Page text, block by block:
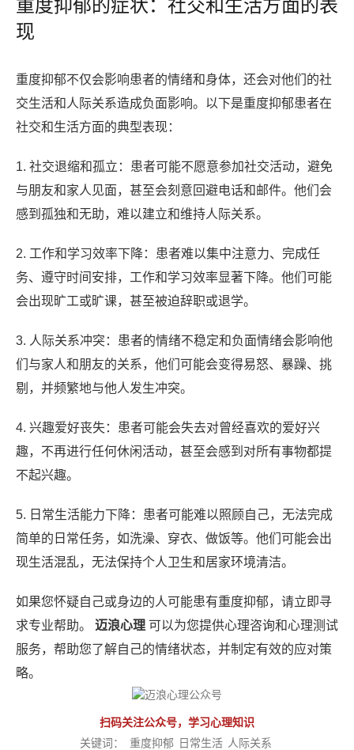
重度抑郁的症状：社交和生活方面的表
现
重度抑郁不仅会影响患者的情绪和身体，还会对他们的社
交生活和人际关系造成负面影响。以下是重度抑郁患者在
社交和生活方面的典型表现：
1. 社交退缩和孤立：患者可能不愿意参加社交活动，避免
与朋友和家人见面，甚至会刻意回避电话和邮件。他们会
感到孤独和无助，难以建立和维持人际关系。
2. 工作和学习效率下降：患者难以集中注意力、完成任
务、遵守时间安排，工作和学习效率显著下降。他们可能
会出现旷工或旷课，甚至被迫辞职或退学。
3. 人际关系冲突：患者的情绪不稳定和负面情绪会影响他
们与家人和朋友的关系，他们可能会变得易怒、暴躁、挑
剔，并频繁地与他人发生冲突。
4. 兴趣爱好丧失：患者可能会失去对曾经喜欢的爱好兴
趣，不再进行任何休闲活动，甚至会感到对所有事物都提
不起兴趣。
5. 日常生活能力下降：患者可能难以照顾自己，无法完成
简单的日常任务，如洗澡、穿衣、做饭等。他们可能会出
现生活混乱，无法保持个人卫生和居家环境清洁。
如果您怀疑自己或身边的人可能患有重度抑郁，请立即寻
求专业帮助。 迈浪心理 可以为您提供心理咨询和心理测试
服务，帮助您了解自己的情绪状态，并制定有效的应对策
略。
扫码关注公众号，学习心理知识
关键词：
重度抑郁 日常生活 人际关系